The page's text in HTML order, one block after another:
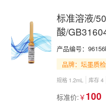
标准溶液/
酸/
料及制品
甲酸迁移量
产品编号：
品牌：坛墨质检
规格 1.2mL 库存 4
标准价: ￥ 100